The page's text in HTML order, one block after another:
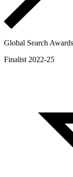
Global Search Awards